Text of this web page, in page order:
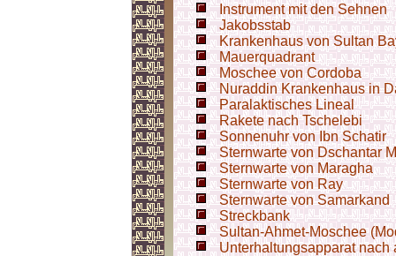
Instrument mit den Sehnen
Jakobsstab
Krankenhaus von Sultan
Mauerquadrant
Moschee von Cordoba
Nuraddin Krankenhaus in
Paralaktisches Lineal
Rakete nach Tschelebi
Sonnenuhr von Ibn Schatir
Sternwarte von Dschantar
Sternwarte von Maragha
Sternwarte von Ray
Sternwarte von Samarkand
Streckbank
Sultan-Ahmet-Moschee
Unterhaltungsapparat nach